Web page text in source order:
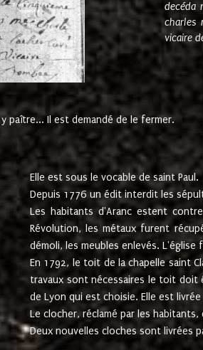
decéda
charles
vicaire
paître... Il est demandé de le fermer.
Elle est sous le vocable de saint Paul.
Depuis 1776 un édit interdit les
Les habitants d'Aranc estent
Révolution, les métaux furent
démoli, les meubles enlevés.
En 1792, le toit de la chapelle saint
travaux sont nécessaires le toit doit
de Lyon qui est choisie. Elle est
Le clocher, réclamé par les
Deux nouvelles cloches sont livrées